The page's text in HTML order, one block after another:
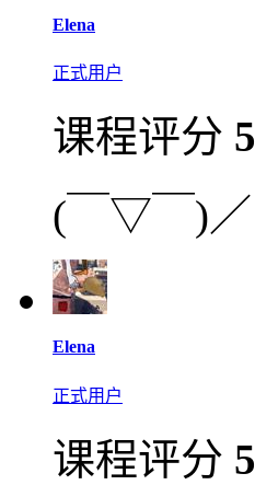
Elena
正式用户
课程评分 5
(￣▽￣)／
Elena
正式用户
课程评分 5